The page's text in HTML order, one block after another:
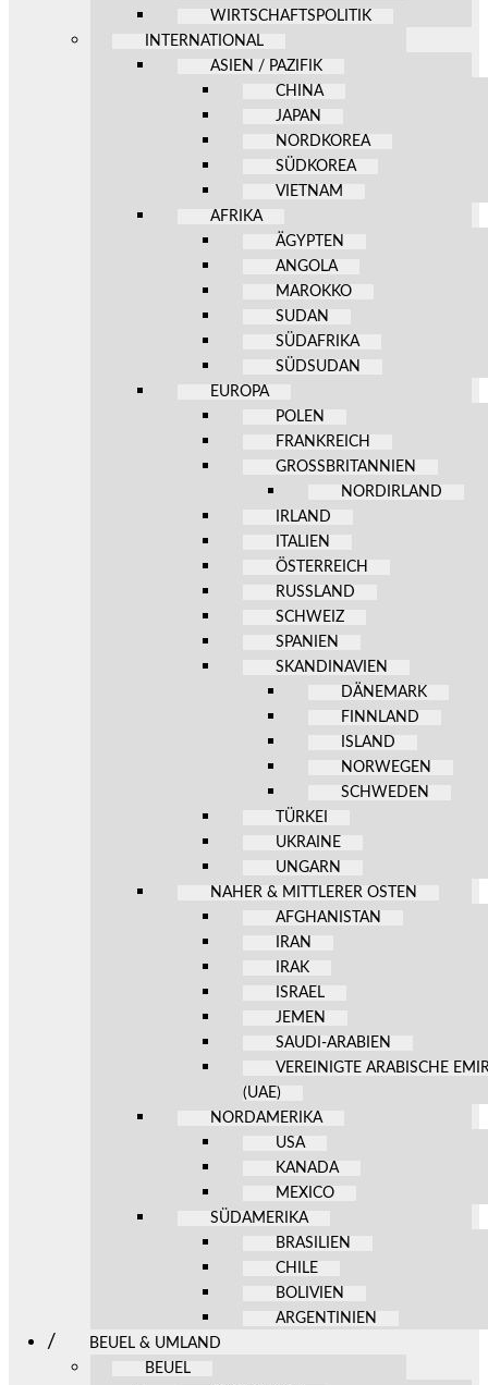
WIRTSCHAFTSPOLITIK
INTERNATIONAL
ASIEN / PAZIFIK
CHINA
JAPAN
NORDKOREA
SÜDKOREA
VIETNAM
AFRIKA
ÄGYPTEN
ANGOLA
MAROKKO
SUDAN
SÜDAFRIKA
SÜDSUDAN
EUROPA
POLEN
FRANKREICH
GROSSBRITANNIEN
NORDIRLAND
IRLAND
ITALIEN
ÖSTERREICH
RUSSLAND
SCHWEIZ
SPANIEN
SKANDINAVIEN
DÄNEMARK
FINNLAND
ISLAND
NORWEGEN
SCHWEDEN
TÜRKEI
UKRAINE
UNGARN
NAHER & MITTLERER OSTEN
AFGHANISTAN
IRAN
IRAK
ISRAEL
JEMEN
SAUDI-ARABIEN
VEREINIGTE ARABISCHE
(UAE)
NORDAMERIKA
USA
KANADA
MEXICO
SÜDAMERIKA
BRASILIEN
CHILE
BOLIVIEN
ARGENTINIEN
BEUEL & UMLAND
BEUEL